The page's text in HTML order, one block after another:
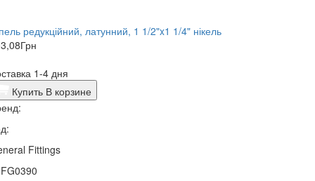
редукційний, латунний, 1 1/2"x1 1/4" нікель
Грн
1-4 дня
Купить В корзине
Fittings